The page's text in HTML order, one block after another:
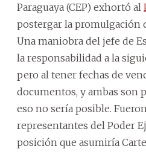
Paraguaya (CEP) exhortó al
postergar la promulgación
Una maniobra del jefe de
la responsabilidad a la
pero al tener fechas de
documentos, y ambas son
eso no sería posible.
representantes del Poder
posición que asumiría